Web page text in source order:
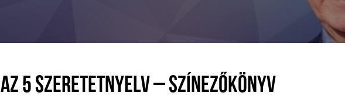
AZ 5 SZERETETNYELV – SZÍNEZŐKÖNYV